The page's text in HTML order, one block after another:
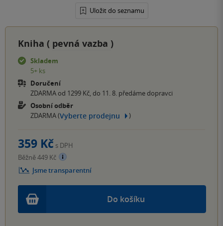
Uložit do seznamu
Kniha ( pevná vazba )
Skladem
5+ ks
Doručení
ZDARMA od 1299 Kč, do 11. 8. předáme dopravci
Osobní odběr
ZDARMA (Vyberte prodejnu )
Do košíku
359 Kč s DPH
Běžně 449 Kč
Jsme transparentní